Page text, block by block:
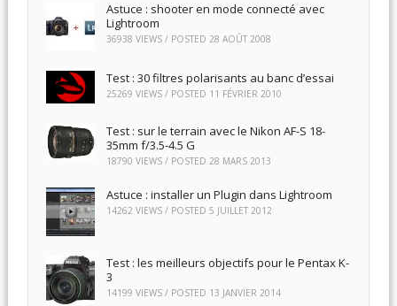
Astuce : shooter en mode connecté avec
Lightroom
36938 VIEWS / POSTED 28 AOÛT 2008
Test : 30 filtres polarisants au banc d’essai
25269 VIEWS / POSTED 11 FÉVRIER 2010
Test : sur le terrain avec le Nikon AF-S 18-
35mm f/3.5-4.5 G
18790 VIEWS / POSTED 28 MARS 2013
Astuce : installer un Plugin dans Lightroom
14262 VIEWS / POSTED 5 JUILLET 2012
Test : les meilleurs objectifs pour le Pentax K-
3
14199 VIEWS / POSTED 13 JANVIER 2014